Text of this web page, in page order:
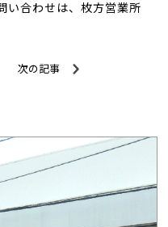
い合わせは、枚方営業所
次の記事